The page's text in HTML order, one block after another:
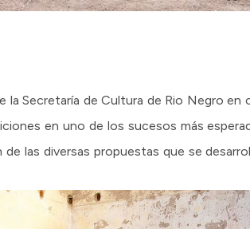
la Secretaría de Cultura de Rio Negro en
en uno de los sucesos más
las diversas propuestas que se